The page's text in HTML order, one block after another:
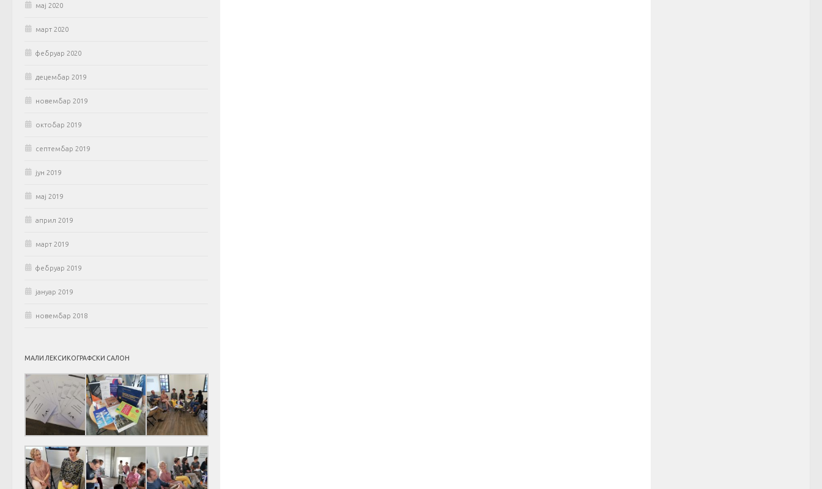
мај 2020
март 2020
фебруар 2020
децембар 2019
новембар 2019
октобар 2019
септембар 2019
јун 2019
мај 2019
април 2019
март 2019
фебруар 2019
јануар 2019
новембар 2018
МАЛИ ЛЕКСИКОГРАФСКИ САЛОН